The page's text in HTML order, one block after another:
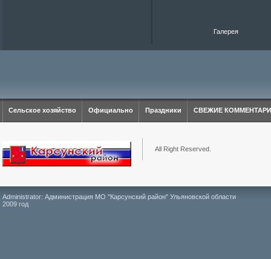
Галерея
Сельское хозяйство Официально Праздники СВЕЖИЕ
All Right Reserved.
Administrator: Администрация МО "Карсунский район" Ульяновской области
2009 год